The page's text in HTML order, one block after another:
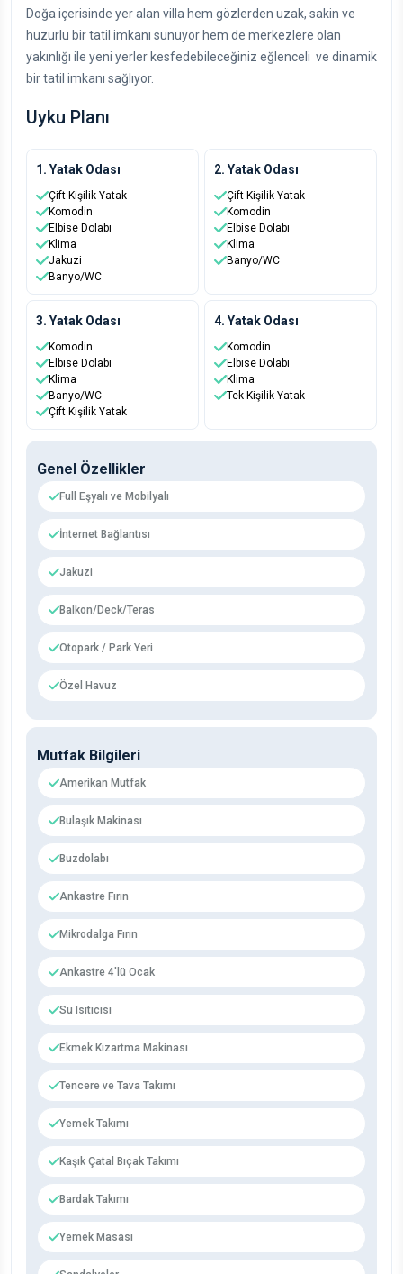
Doğa içerisinde yer alan villa hem gözlerden uzak, sakin ve
huzurlu bir tatil imkanı sunuyor hem de merkezlere olan
yakınlığı ile yeni yerler kesfedebileceğiniz eğlenceli ve dinamik
bir tatil imkanı sağlıyor.
Uyku Planı
1. Yatak Odası
Çift Kişilik Yatak
Komodin
Elbise Dolabı
Klima
Jakuzi
Banyo/WC
2. Yatak Odası
Çift Kişilik Yatak
Komodin
Elbise Dolabı
Klima
Banyo/WC
3. Yatak Odası
Komodin
Elbise Dolabı
Klima
Banyo/WC
Çift Kişilik Yatak
4. Yatak Odası
Komodin
Elbise Dolabı
Klima
Tek Kişilik Yatak
Genel Özellikler
Full Eşyalı ve Mobilyalı
İnternet Bağlantısı
Jakuzi
Balkon/Deck/Teras
Otopark / Park Yeri
Özel Havuz
Mutfak Bilgileri
Amerikan Mutfak
Bulaşık Makinası
Buzdolabı
Ankastre Fırın
Mikrodalga Fırın
Ankastre 4'lü Ocak
Su Isıtıcısı
Ekmek Kızartma Makinası
Tencere ve Tava Takımı
Yemek Takımı
Kaşık Çatal Bıçak Takımı
Bardak Takımı
Yemek Masası